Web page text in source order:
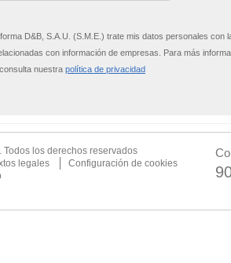
D&B, S.A.U. (S.M.E.) trate mis datos personales
con información de empresas. Para más
nuestra política de privacidad
. Todos los derechos reservados
legales
Configuración de cookies